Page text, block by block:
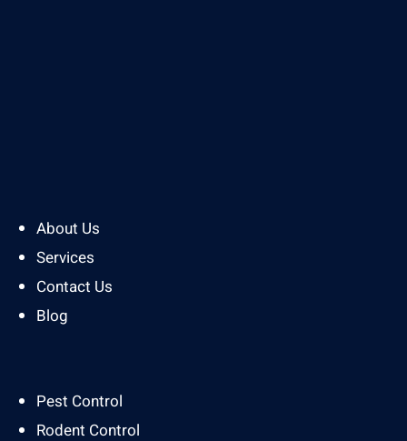
About Us
Services
Contact Us
Blog
Pest Control
Rodent Control